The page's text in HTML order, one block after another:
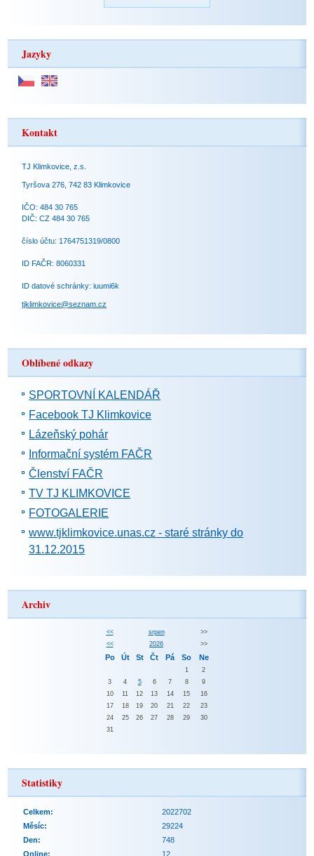
Jazyky
Kontakt
TJ Klimkovice, z.s.
Tyršova 276, 742 83 Klimkovice
IČO: 484 30 765
DIČ: CZ 484 30 765
číslo účtu: 1764751319/0800
ID FAČR: 8060331
ID datové schránky: iuumi6k
tjklimkovice@seznam.cz
Oblíbené odkazy
SPORTOVNÍ KALENDÁŘ
Facebook TJ Klimkovice
Lázeňský pohár
Informační systém FAČR
Členství FAČR
TV TJ KLIMKOVICE
FOTOGALERIE
www.tjklimkovice.unas.cz - staré stránky do
31.12.2015
Archiv
<< srpen
>>
<<
2026 >>
Po Út St Čt Pá So Ne
1
2
3
4 5 6 7 8
9
10
11 12 13 14 15
16
17
18 19 20 21 22
23
24
25 26 27 28 29
30
31
Statistiky
Online: 12
Celkem:
2022702
Měsíc:
29224
Den:
748